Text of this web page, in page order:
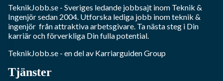
TeknikJobb.se - Sveriges ledande jobbsajt inom Teknik &
Ingenjörsedan 2004. Utforska lediga jobb inomteknik &
ingenjör från attraktiva arbetsgivare. Ta nästa steg i Din
karriär och förverkliga Din fulla potential.
TeknikJobb.se - en del av Karriarguiden Group
Tjänster